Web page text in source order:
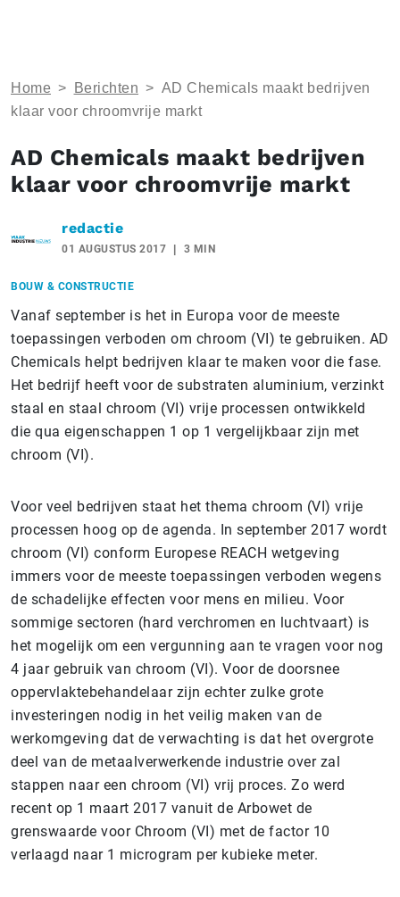
Home > Berichten > AD Chemicals maakt bedrijven
klaar voor chroomvrije markt
AD Chemicals maakt bedrijven
klaar voor chroomvrije markt
redactie
01 AUGUSTUS 2017 3 MIN
BOUW & CONSTRUCTIE
Vanaf september is het in Europa voor de meeste
toepassingen verboden om chroom (VI) te gebruiken. AD
Chemicals helpt bedrijven klaar te maken voor die fase.
Het bedrijf heeft voor de substraten aluminium, verzinkt
staal en staal chroom (VI) vrije processen ontwikkeld
die qua eigenschappen 1 op 1 vergelijkbaar zijn met
chroom (VI).
Voor veel bedrijven staat het thema chroom (VI) vrije
processen hoog op de agenda. In september 2017 wordt
chroom (VI) conform Europese REACH wetgeving
immers voor de meeste toepassingen verboden wegens
de schadelijke effecten voor mens en milieu. Voor
sommige sectoren (hard verchromen en luchtvaart) is
het mogelijk om een vergunning aan te vragen voor nog
4 jaar gebruik van chroom (VI). Voor de doorsnee
oppervlaktebehandelaar zijn echter zulke grote
investeringen nodig in het veilig maken van de
werkomgeving dat de verwachting is dat het overgrote
deel van de metaalverwerkende industrie over zal
stappen naar een chroom (VI) vrij proces. Zo werd
recent op 1 maart 2017 vanuit de Arbowet de
grenswaarde voor Chroom (VI) met de factor 10
verlaagd naar 1 microgram per kubieke meter.